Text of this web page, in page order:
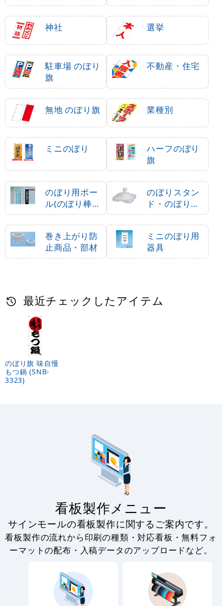
神社 選挙
駐車場 のぼり
旗
不動産・住宅
無地 のぼり旗 業種別
ミニのぼり
ハーフのぼり
旗
のぼり用ポー
ル(のぼり棒・
竿)
のぼりスタン
ド・のぼり立
て台
巻き上がり防
止商品・部材
ミニのぼり用
器具
最近チェックしたアイテム
のぼり旗 味自慢
もつ鍋 (SNB-
3323)
看板製作メニュー
サインモールの看板製作に関するご案内です。
看板製作の流れから印刷の種類・対応看板・無料フォ
ーマットの配布・入稿データのアップロードなど。